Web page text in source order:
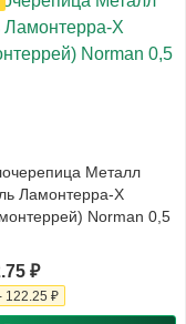
Металл
Ламонтерра-X
Norman 0,5
₽
122.25 ₽